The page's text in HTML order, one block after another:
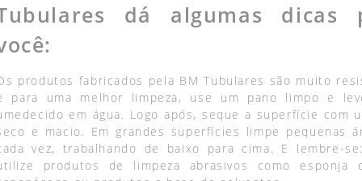
dá algumas dicas
produtos fabricados pela BM Tubulares são muito
para uma melhor limpeza, use um pano limpo e
em água. Logo após, seque a superfície com
e macio. Em grandes superfícies limpe pequenas
vez, trabalhando de baixo para cima. E lembre-
produtos de limpeza abrasivos como esponja